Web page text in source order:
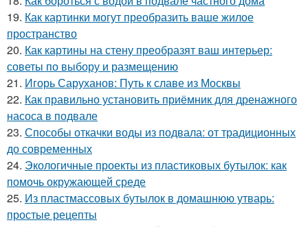
19. Как картинки могут преобразить ваше жилое
пространство
20. Как картины на стену преобразят ваш интерьер:
советы по выбору и размещению
21. Игорь Саруханов: Путь к славе из Москвы
22. Как правильно установить приёмник для дренажного
насоса в подвале
23. Способы откачки воды из подвала: от традиционных
до современных
24. Экологичные проекты из пластиковых бутылок: как
помочь окружающей среде
25. Из пластмассовых бутылок в домашнюю утварь:
простые рецепты